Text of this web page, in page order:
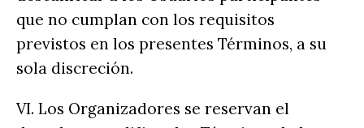
que no cumplan con los requisitos
previstos en los presentes Términos, a su
sola discreción.
VI. Los Organizadores se reservan el